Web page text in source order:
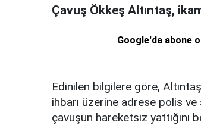
Çavuş Ökkeş Altıntaş,
Google'da abone
Edinilen bilgilere göre,
ihbarı üzerine adrese polis
çavuşun hareketsiz yattığını